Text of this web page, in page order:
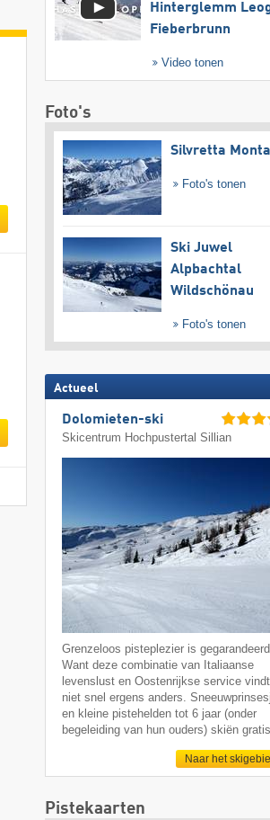
Hinterglemm
Fieberbrunn
Video tonen
Foto's
Silvretta
Foto's tonen
Ski Juwel
Alpbachtal
Wildschönau
Foto's tonen
Actueel
Dolomieten-ski
Skicentrum Hochpustertal Sillian
Grenzeloos pisteplezier is
Want deze combinatie van Italiaanse
levenslust en Oostenrijkse service
niet snel ergens anders.
en kleine pistehelden tot 6 jaar (onder
begeleiding van hun ouders) skiën
Naar het
Pistekaarten